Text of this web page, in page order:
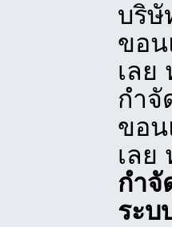
บริษั
ขอน
เลย
กําจั
ขอน
เลย
กำจั
ระบ